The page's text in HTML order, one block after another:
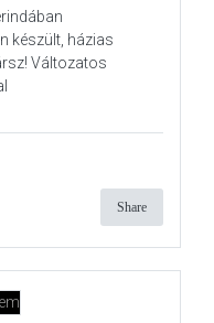
készült, házias
Változatos
Share